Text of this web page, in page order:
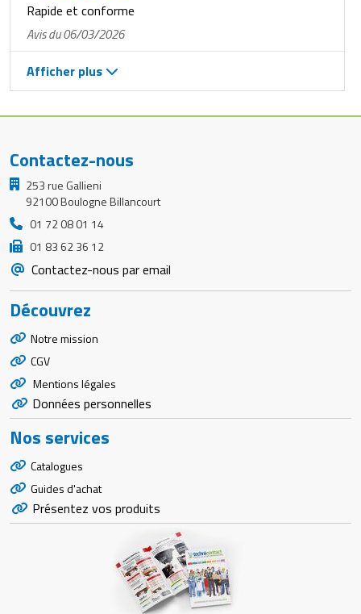
Rapide et conforme
Avis du 06/03/2026
Afficher plus
Contactez-nous
253 rue Gallieni
92100 Boulogne Billancourt
01 72 08 01 14
01 83 62 36 12
Contactez-nous par email
Découvrez
Notre mission
CGV
Mentions légales
Données personnelles
Nos services
Catalogues
Guides d'achat
Présentez vos produits